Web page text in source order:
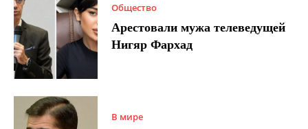
Общество
Арестовали мужа телеведущей
Нигяр Фархад
В мире